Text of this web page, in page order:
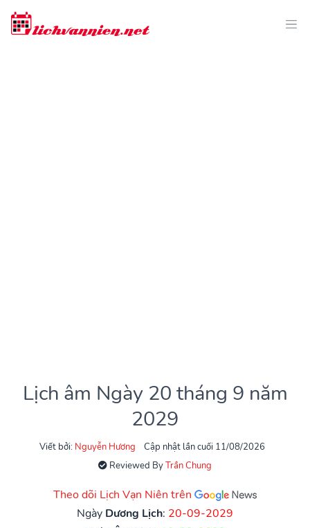
Lịch âm Ngày 20 tháng 9 năm
2029
Viết bởi: Nguyễn Hương
Cập nhật lần cuối 11/08/2026
Reviewed ByTrần Chung
Theo dõi Lịch Vạn Niên trên
Ngày Dương Lịch: 20-09-2029